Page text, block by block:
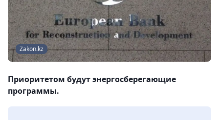
Zakon.kz
Приоритетом будут энергосберегающие
программы.